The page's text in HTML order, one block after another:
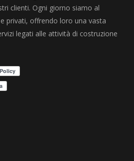
clienti. Ogni giorno siamo al
privati, offrendo loro una vasta
legati alle attività di costruzione